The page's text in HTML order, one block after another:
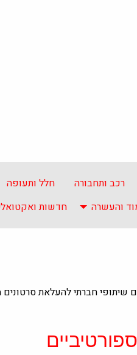
רכב ותחבורה חלל ותעופה
והעשרה חדשות
שיתופי חברתי להעלאת